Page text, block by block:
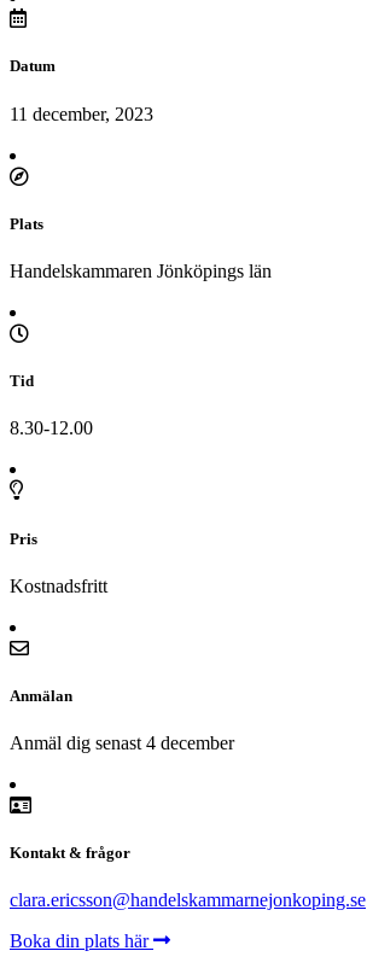
Datum
11 december, 2023
Plats
Handelskammaren Jönköpings län
Tid
8.30-12.00
Pris
Kostnadsfritt
Anmälan
Anmäl dig senast 4 december
Kontakt & frågor
clara.ericsson@handelskammarnejonkoping.se
Boka din plats här